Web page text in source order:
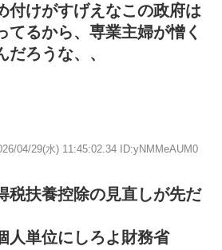
付けがすげえなこの政府は
てるから、専業主婦が憎く
ろうな、、
04/29(水) 11:45:02.34 ID:yNMMeAUM0
税扶養控除の見直しが先だ
人単位にしろよ財務省